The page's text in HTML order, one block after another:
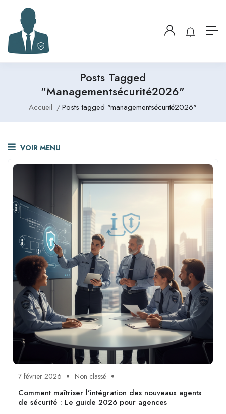
Posts Tagged
"managementsécurité2026"
Accueil Posts tagged "managementsécurité2026"
VOIR MENU
7 février 2026 Non classé
Comment maîtriser l’intégration des nouveaux agents
de sécurité : Le guide 2026 pour agences